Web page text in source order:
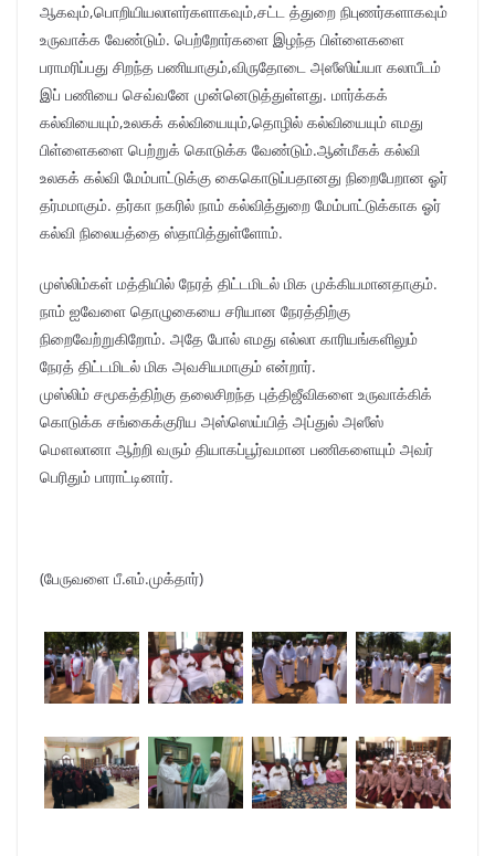
ஆகவும்,பொறியியலாளர்களாகவும்,சட்ட த்துறை நிபுணர்களாகவும்
உருவாக்க வேண்டும். பெற்றோர்களை இழந்த பிள்ளைகளை
பராமரிப்பது சிறந்த பணியாகும்,விருதோடை அஸீஸிய்யா கலாபீடம்
இப் பணியை செவ்வனே முன்னெடுத்துள்ளது. மார்க்கக்
கல்வியையும்,உலகக் கல்வியையும்,தொழில் கல்வியையும் எமது
பிள்ளைகளை பெற்றுக் கொடுக்க வேண்டும்.ஆன்மீகக் கல்வி
உலகக் கல்வி மேம்பாட்டுக்கு கைகொடுப்பதானது நிறைபேறான ஓர்
தர்மமாகும். தர்கா நகரில் நாம் கல்வித்துறை மேம்பாட்டுக்காக ஓர்
கல்வி நிலையத்தை ஸ்தாபித்துள்ளோம்.
முஸ்லிம்கள் மத்தியில் நேரத் திட்டமிடல் மிக முக்கியமானதாகும்.
நாம் ஐவேளை தொழுகையை சரியான நேரத்திற்கு
நிறைவேற்றுகிறோம். அதே போல் எமது எல்லா காரியங்களிலும்
நேரத் திட்டமிடல் மிக அவசியமாகும் என்றார்.
முஸ்லிம் சமூகத்திற்கு தலைசிறந்த புத்திஜீவிகளை உருவாக்கிக்
கொடுக்க சங்கைக்குரிய அஸ்ஸெய்யித் அப்துல் அஸீஸ்
மௌலானா ஆற்றி வரும் தியாகப்பூர்வமான பணிகளையும் அவர்
பெரிதும் பாராட்டினார்.
(பேருவளை பீ.எம்.முக்தார்)